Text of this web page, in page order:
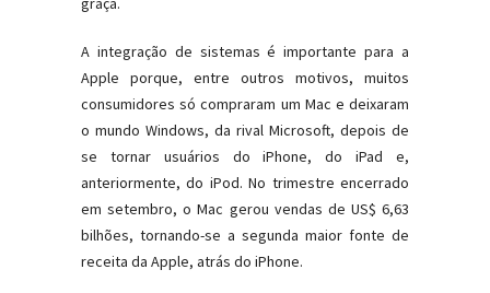
A integração de sistemas é importante para a
Apple porque, entre outros motivos, muitos
consumidores só compraram um Mac e deixaram
o mundo Windows, da rival Microsoft, depois de
se tornar usuários do iPhone, do iPad e,
anteriormente, do iPod. No trimestre encerrado
em setembro, o Mac gerou vendas de US$ 6,63
bilhões, tornando-se a segunda maior fonte de
receita da Apple, atrás do iPhone.